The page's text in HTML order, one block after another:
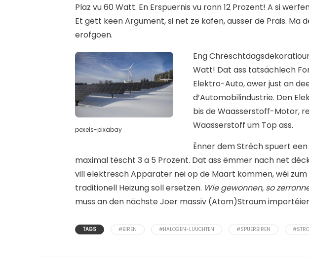
Plaz vu 60 Watt. En Erspuernis vu ronn 12 Prozent! A si
Et gëtt keen Argument, si net ze kafen, ausser de Präis. Ma
erofgoen.
pexels-pixabay
Eng
Watt! Dat ass tatsächlech
Elektro-Auto, awer just an
d’Automobilindustrie. Den
bis de Waasserstoff-Motor,
Waasserstoff um Top ass.
Ënner dem Stréch spuert
maximal tëscht 3 a 5 Prozent. Dat ass ëmmer nach net
vill elektresch Apparater nei op de Maart kommen, wéi zum
traditionell Heizung soll ersetzen. Wie gewonnen, so
muss an den nächste Joer massiv (Atom)Stroum
TAGS #BIREN #HALOGEN-LUUCHTEN #SPUERBIREN